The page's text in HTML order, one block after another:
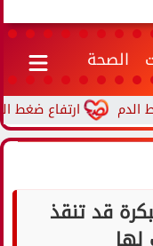
الصحة
ارتفاع ضغط الدم
قد تنقذ